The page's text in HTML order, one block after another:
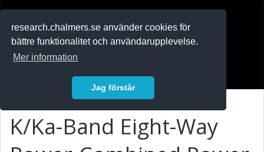
research.chalmers.se använder cookies för
bättre funktionalitet och användarupplevelse.
Mer information
Jag förstår
K/Ka-Band Eight-Way